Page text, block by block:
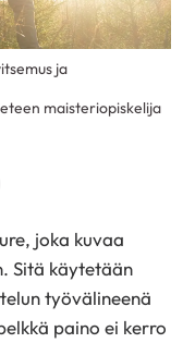
ja
maisteriopiskelija
joka kuvaa
Sitä käytetään
työvälineenä
paino ei kerro